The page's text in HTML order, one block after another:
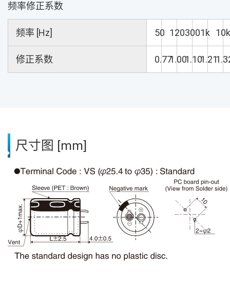
频率修正系数
频率 [Hz] 50 1203001k 10k
修正系数 0.771.001.101.21
尺寸图 [mm]